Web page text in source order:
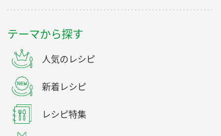
テーマから探す
人気のレシピ
新着レシピ
レシピ特集